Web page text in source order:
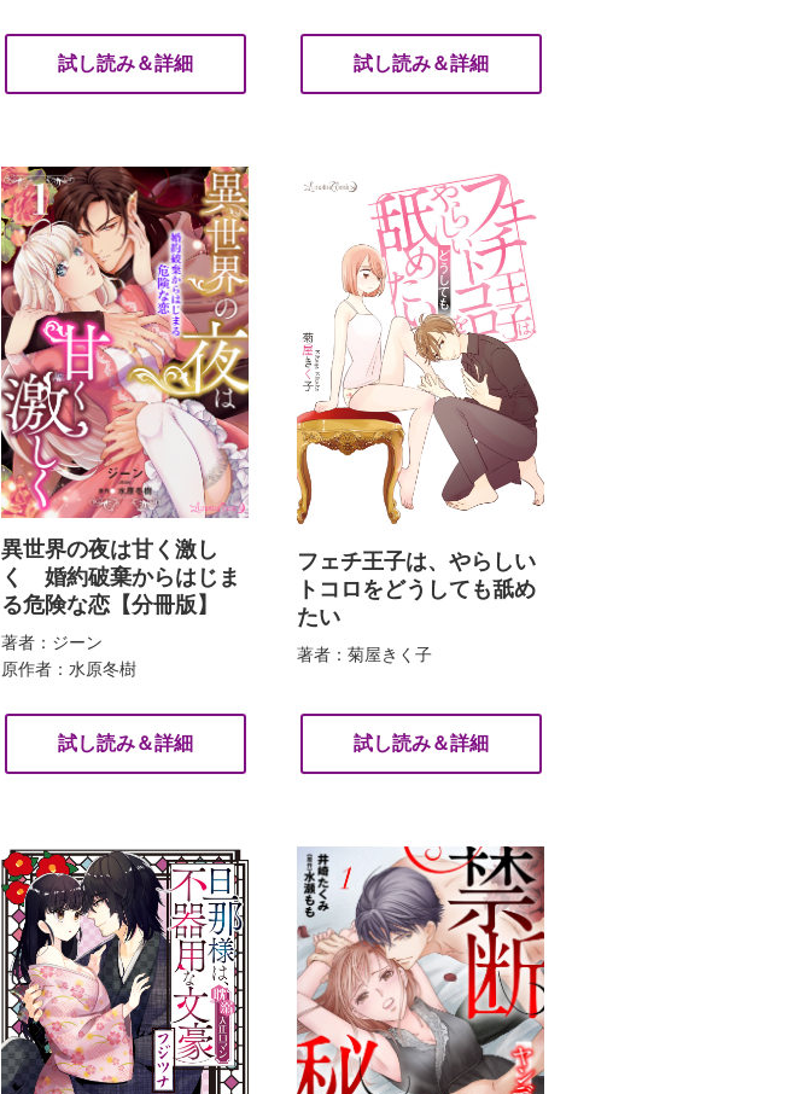
試し読み＆詳細 試し読み＆詳細
異世界の夜は甘く激し
く 婚約破棄からはじま
る危険な恋【分冊版】
著者：ジーン
原作者：水原冬樹
試し読み＆詳細
フェチ王子は、やらしい
トコロをどうしても舐め
たい
著者：菊屋きく子
試し読み＆詳細